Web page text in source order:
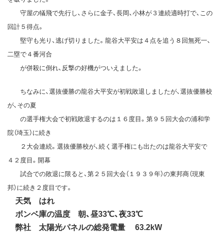
守屋の犠飛で先行し、さらに金子、長岡、小林が３連続適時打で、この
回計５得点。
堅守も光り、逃げ切りました。龍谷大平安は４点を追う８回無死一、
二塁で４番河合
が併殺に倒れ、反撃の好機がついえました。
ちなみに、選抜優勝の龍谷大平安が初戦敗退しましたが、選抜優勝校
が、その夏
の選手権大会で初戦敗退するのは１６度目。第９５回大会の浦和学
院（埼玉）に続き
２大会連続。選抜優勝校が、続く選手権にも出たのは龍谷大平安で
４２度目。開幕
試合での敗退に限ると、第２５回大会（１９３９年）の東邦商（現東
邦）に続き２度目です。
天気 はれ
ボンベ庫の温度 朝、昼33℃、夜33℃
弊社 太陽光パネルの総発電量 63.2kW